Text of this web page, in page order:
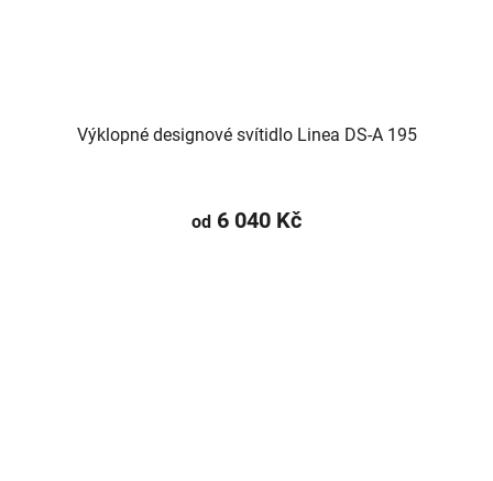
Výklopné designové svítidlo Linea DS-A 195
od 6 040 Kč